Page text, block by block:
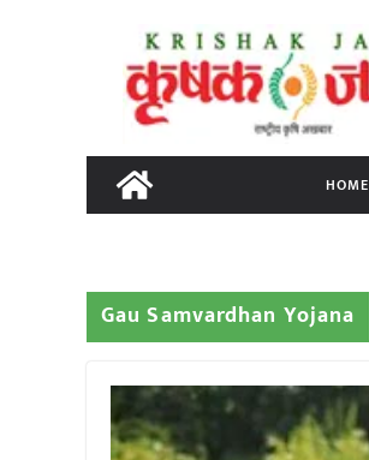
content
HOME
Gau Samvardhan Yojana